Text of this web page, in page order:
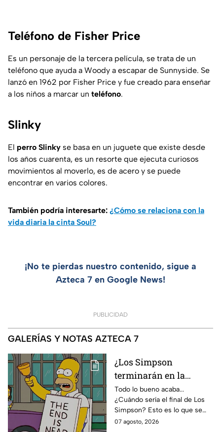
Teléfono de Fisher Price
Es un personaje de la tercera película, se trata de un
teléfono que ayuda a Woody a escapar de Sunnyside. Se
lanzó en 1962 por Fisher Price y fue creado para enseñar
a los niños a marcar un teléfono.
Slinky
El perro Slinky se basa en un juguete que existe desde
los años cuarenta, es un resorte que ejecuta curiosos
movimientos al moverlo, es de acero y se puede
encontrar en varios colores.
También podría interesarte: ¿Cómo se relaciona con la
vida diaria la cinta Soul?
¡No te pierdas nuestro contenido, sigue a
Azteca 7 en Google News!
PUBLICIDAD
GALERÍAS Y NOTAS AZTECA 7
¿Los Simpson
terminarán en la
temporada 40? Actriz
de Bart Simpson da
IMPACTANTE
declaración
Todo lo bueno acaba...
¿Cuándo sería el final de Los
Simpson? Esto es lo que se
sabe:
07 agosto, 2026